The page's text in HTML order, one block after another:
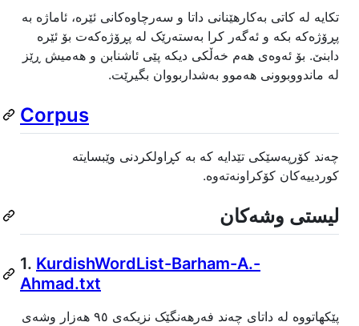
تکایە لە کاتی بەکارهێنانی داتا و سەرچاوەکانی ئێرە، ئاماژە بە
پڕۆژەکە بکە و ئەگەر کرا بەستەرێک لە پڕۆژەکەت بۆ ئێرە
دابنێ. بۆ ئەوەی هەم خەڵکی دیکە پێی ئاشنابن و هەمیش ڕێز
لە ماندووبوونی هەموو بەشداربووان بگیرێت.
Corpus
چەند کۆرپەسێکی تێدایە کە بە کڕاولکردنی وێبسایتە
کوردییەکان کۆکراونەتەوە.
لیستی وشەکان
1. KurdishWordList-Barham-A.-
Ahmad.txt
پێکهاتووە لە داتای چەند فەرهەنگێک نزیکەی ٩٥ هەزار وشەی